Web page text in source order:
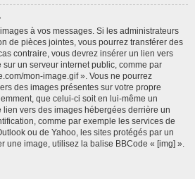
à vos messages. Si les administrateurs
de pièces jointes, vous pourrez transférer des
contraire, vous devrez insérer un lien vers
un serveur internet public, comme par
mon-image.gif ». Vous ne pourrez
des images présentes sur votre propre
que celui-ci soit en lui-même un
vers des images hébergées derrière un
comme par exemple les services de
ou de Yahoo, les sites protégés par un
une image, utilisez la balise BBCode « [img] ».